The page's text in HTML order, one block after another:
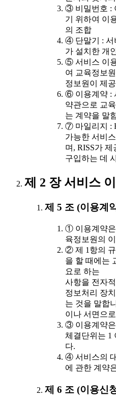
③ 비밀번호 :
기 위하여 이
의 조합
④ 단말기 : 서
가 설치한 개
⑤ 서비스 이
여 교육정보
정보원이 제
⑥ 이용계약 :
약관으로 교
는 계약을 말
⑦ 마일리지 :
가능한 서비
며, RISS가
구입하는 데
제 2 장 서비스
제 5 조 (이용계
① 이용계약은
육정보원의
② 제 1항의
을 할 때에는
요로 하는
사항을 전자
정보처리 장
는 것을 말합
이나 서면으
③ 이용계약은
체결단위는 1
다.
④ 서비스의
에 관한 계약
제 6 조 (이용신